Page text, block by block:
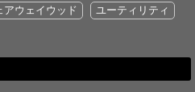
アウェイウッド
ユーティリティ